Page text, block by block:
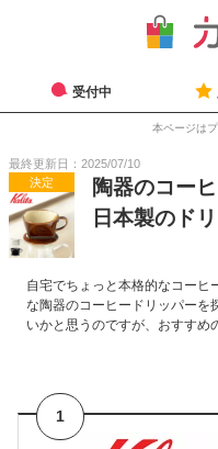
受付中
本ページは
最終更新日：2025/07/10
決定
陶器のコー
日本製のド
自宅でちょっと本格的なコーヒ
な陶器のコーヒードリッパーを
いかと思うのですが、おすすめ
1